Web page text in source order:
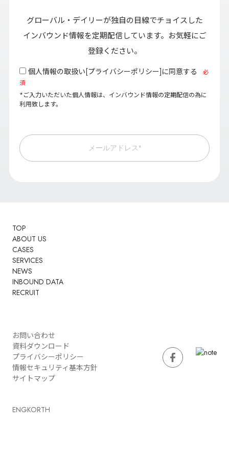
グローバル・デイリーが独自の目線でチョイスした
インバウンド情報を定期配信しています。お気軽にご
登録ください。
個人情報の取扱い[プライバシーポリシー]に同意する
必
須
*ご入力いただいた個人情報は、インバウンド情報の定期配信の為に
利用致します。
メールアドレス*
TOP
ABOUT US
CASES
SERVICES
NEWS
INBOUND DATA
RECRUIT
お問い合わせ
資料ダウンロード
プライバシーポリシー
情報セキュリティ基本方針
サイトマップ
ENGKORTH